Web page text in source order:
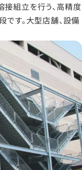
組立を行う、高精度
です。大型店舗、設備